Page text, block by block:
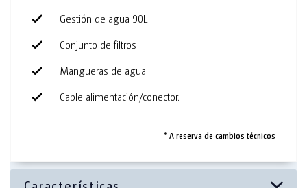
Gestión de agua 90L.
Conjunto de filtros
Mangueras de agua
Cable alimentación/conector.
* A reserva de cambios técnicos
Techo translúcido.
Equipamiento Opcional
Kits de bombas
Sistemas de suministro de aguas y de drenaje